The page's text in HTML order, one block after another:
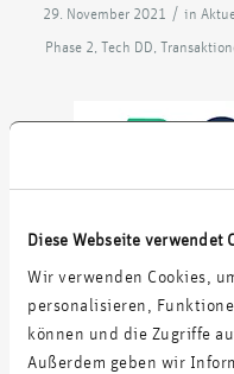
Diese Webseite verwendet
Wir verwenden Cookies,
personalisieren,
können und die Zugriffe
Außerdem geben wir
29. November 2021 / in
Phase 2 Tech DD